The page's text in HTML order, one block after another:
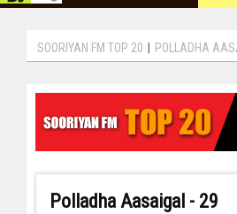
SOORIYAN FM TOP 20 POLLADHA
Polladha Aasaigal - 29